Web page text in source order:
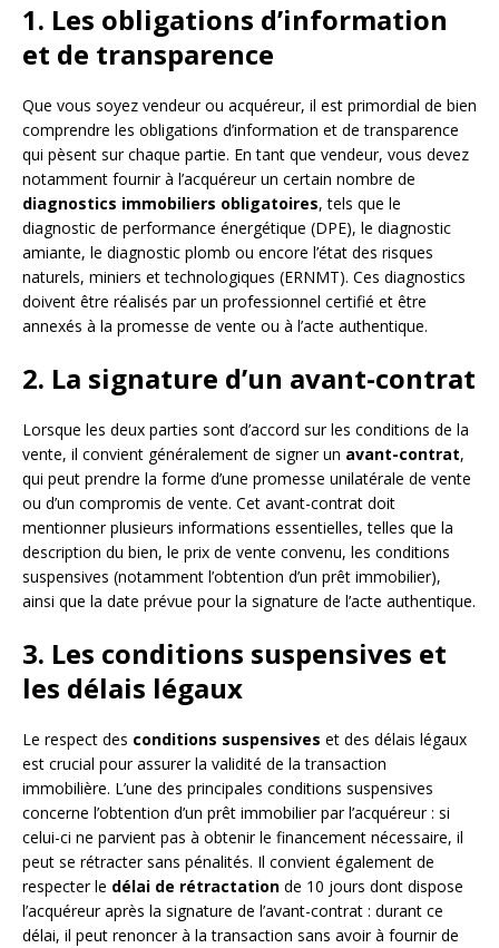
1. Les obligations d’information
et de transparence
Que vous soyez vendeur ou acquéreur, il est primordial de bien
comprendre les obligations d’information et de transparence
qui pèsent sur chaque partie. En tant que vendeur, vous devez
notamment fournir à l’acquéreur un certain nombre de
diagnostics immobiliers obligatoires, tels que le
diagnostic de performance énergétique (DPE), le diagnostic
amiante, le diagnostic plomb ou encore l’état des risques
naturels, miniers et technologiques (ERNMT). Ces diagnostics
doivent être réalisés par un professionnel certifié et être
annexés à la promesse de vente ou à l’acte authentique.
2. La signature d’un avant-contrat
Lorsque les deux parties sont d’accord sur les conditions de la
vente, il convient généralement de signer un avant-contrat,
qui peut prendre la forme d’une promesse unilatérale de vente
ou d’un compromis de vente. Cet avant-contrat doit
mentionner plusieurs informations essentielles, telles que la
description du bien, le prix de vente convenu, les conditions
suspensives (notamment l’obtention d’un prêt immobilier),
ainsi que la date prévue pour la signature de l’acte authentique.
3. Les conditions suspensives et
les délais légaux
Le respect des conditions suspensives et des délais légaux
est crucial pour assurer la validité de la transaction
immobilière. L’une des principales conditions suspensives
concerne l’obtention d’un prêt immobilier par l’acquéreur : si
celui-ci ne parvient pas à obtenir le financement nécessaire, il
peut se rétracter sans pénalités. Il convient également de
respecter le délai de rétractation de 10 jours dont dispose
l’acquéreur après la signature de l’avant-contrat : durant ce
délai, il peut renoncer à la transaction sans avoir à fournir de